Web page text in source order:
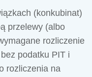
(konkubinat)
przelewy (albo
rozliczenie
podatku PIT i
rozliczenia na